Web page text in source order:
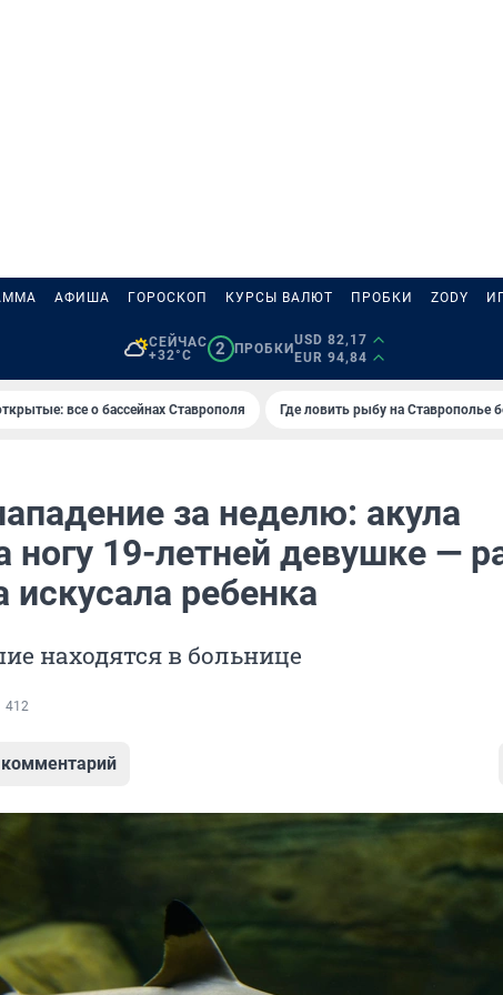
АФИША ГОРОСКОП КУРСЫ ВАЛЮТ ПРОБКИ ZODY
СЕЙЧАС
+32°C
2 ПРОБКИ
USD 82,17
EUR 94,84
все о бассейнах Ставрополя Где ловить рыбу на Ставрополье
за неделю: акула
ногу 19-летней девушке —
ребенка
находятся в больнице
412